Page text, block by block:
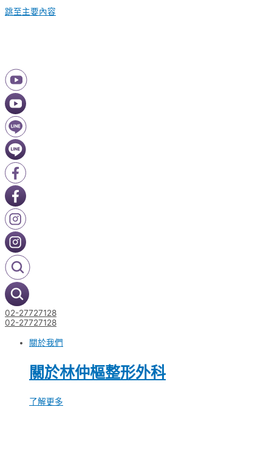
跳至主要內容
02-27727128
02-27727128
關於我們
關於林仲樞整形外科
了解更多